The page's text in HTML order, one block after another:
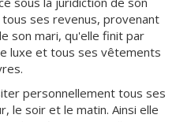
ses revenus, provenant
son mari, qu'elle finit par
luxe et tous ses vêtements
personnellement tous ses
le soir et le matin. Ainsi elle